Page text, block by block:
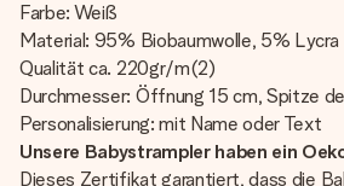
Farbe: Weiß
Material: 95% Biobaumwolle, 5% Lycra
Qualität ca. 220gr/m(2)
Durchmesser: Öffnung 15 cm, Spitze
Personalisierung: mit Name oder Text
Unsere Babystrampler haben ein
Dieses Zertifikat garantiert, dass die